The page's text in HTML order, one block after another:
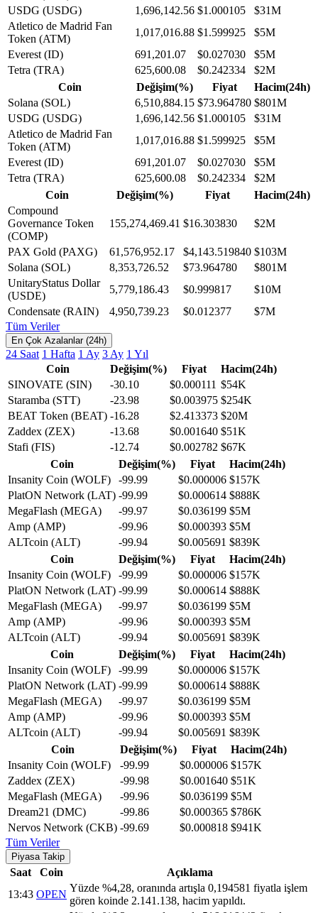
USDG (USDG)
1,696,142.56 $1.000105
$31M
Atletico de Madrid Fan
Token (ATM)
1,017,016.88 $1.599925
$5M
Everest (ID)
691,201.07 $0.027030
$5M
Tetra (TRA)
625,600.08 $0.242334
$2M
Coin
Değişim(%) Fiyat
Hacim(24h)
Solana (SOL)
6,510,884.15 $73.964780 $801M
USDG (USDG)
1,696,142.56 $1.000105
$31M
Atletico de Madrid Fan
Token (ATM)
1,017,016.88 $1.599925
$5M
Everest (ID)
691,201.07 $0.027030
$5M
Tetra (TRA)
625,600.08 $0.242334
$2M
Coin
Değişim(%) Fiyat
Hacim(24h)
Compound
Governance Token
(COMP)
155,274,469.41 $16.303830 $2M
PAX Gold (PAXG) 61,576,952.17 $4,143.519840 $103M
Solana (SOL)
8,353,726.52 $73.964780
$801M
UnitaryStatus Dollar
(USDE)
5,779,186.43 $0.999817
$10M
Condensate (RAIN)
4,950,739.23 $0.012377
$7M
Tüm Veriler
En Çok Azalanlar (24h)
24 Saat 1 Hafta 1 Ay 3 Ay 1 Yıl
Coin
Değişim(%) Fiyat
Hacim(24h)
SINOVATE (SIN)
-30.10 $0.000111 $54K
Staramba (STT)
-23.98 $0.003975 $254K
BEAT Token (BEAT) -16.28 $2.413373 $20M
Zaddex (ZEX)
-13.68 $0.001640 $51K
Stafi (FIS)
-12.74 $0.002782 $67K
Coin
Değişim(%) Fiyat
Hacim(24h)
Insanity Coin (WOLF)
-99.99 $0.000006 $157K
PlatON Network (LAT) -99.99 $0.000614 $888K
MegaFlash (MEGA)
-99.97 $0.036199 $5M
Amp (AMP)
-99.96 $0.000393 $5M
ALTcoin (ALT)
-99.94 $0.005691 $839K
Coin
Değişim(%) Fiyat
Hacim(24h)
Insanity Coin (WOLF)
-99.99 $0.000006 $157K
PlatON Network (LAT) -99.99 $0.000614 $888K
MegaFlash (MEGA)
-99.97 $0.036199 $5M
Amp (AMP)
-99.96 $0.000393 $5M
ALTcoin (ALT)
-99.94 $0.005691 $839K
Coin
Değişim(%) Fiyat
Hacim(24h)
Insanity Coin (WOLF)
-99.99 $0.000006 $157K
PlatON Network (LAT) -99.99 $0.000614 $888K
MegaFlash (MEGA)
-99.97 $0.036199 $5M
Amp (AMP)
-99.96 $0.000393 $5M
ALTcoin (ALT)
-99.94 $0.005691 $839K
Coin
Değişim(%) Fiyat
Hacim(24h)
Insanity Coin (WOLF)
-99.99 $0.000006 $157K
Zaddex (ZEX)
-99.98 $0.001640 $51K
MegaFlash (MEGA)
-99.96 $0.036199 $5M
Dream21 (DMC)
-99.86 $0.000365 $786K
Nervos Network (CKB) -99.69 $0.000818 $941K
Tüm Veriler
Piyasa Takip
Saat Coin
Açıklama
13:43 OPEN
Yüzde %4,28, oranında artışla 0,194581 fiyatla işlem
gören koinde 2.141.138, hacim yapıldı.